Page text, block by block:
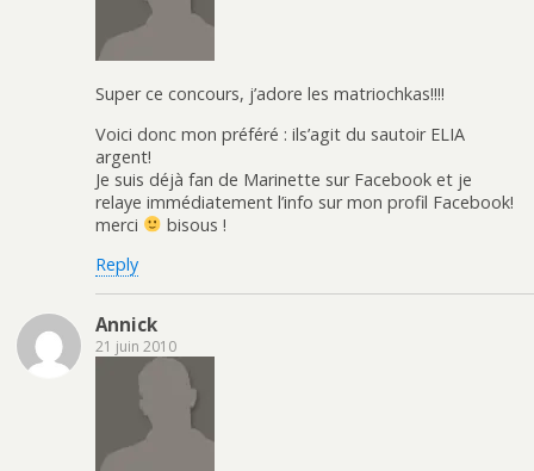
Super ce concours, j’adore les matriochkas!!!!
Voici donc mon préféré : ils’agit du sautoir ELIA
argent!
Je suis déjà fan de Marinette sur Facebook et je
relaye immédiatement l’info sur mon profil Facebook!
merci
bisous !
Reply
Annick
21 juin 2010